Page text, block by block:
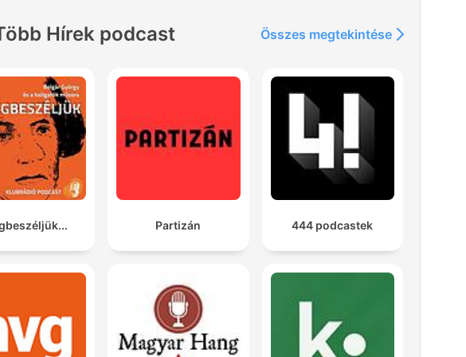
Hírek podcast Összes megtekintése
Partizán 444 podcastek